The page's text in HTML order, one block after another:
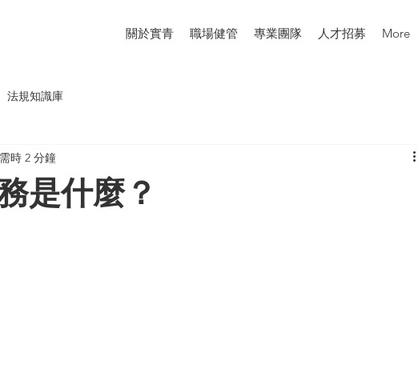
關於實青 職場健管 專業團隊 人才招募 More
法規知識庫
是什麼？
時 2 分鐘
）。